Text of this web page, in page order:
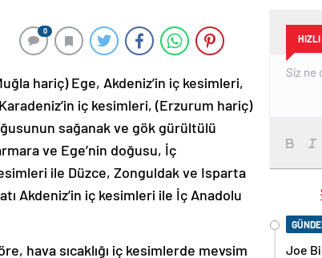
0
hariç) Ege, Akdeniz’in iç kesimleri,
iç kesimleri, (Erzurum hariç)
sağanak ve gök gürültülü
ve Ege’nin doğusu, İç
ile Düzce, Zonguldak ve Isparta
Akdeniz’in iç kesimleri ile İç Anadolu
hava sıcaklığı iç kesimlerde mevsim
HIZLI
Joe